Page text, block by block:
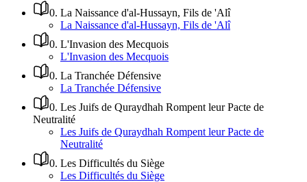
0. La Naissance d'al-Hussayn, Fils de 'Alî
La Naissance d'al-Hussayn, Fils de 'Alî
0. L'Invasion des Mecquois
L'Invasion des Mecquois
0. La Tranchée Défensive
La Tranchée Défensive
0. Les Juifs de Quraydhah Rompent leur Pacte de
Neutralité
Les Juifs de Quraydhah Rompent leur Pacte de
Neutralité
0. Les Difficultés du Siège
Les Difficultés du Siège